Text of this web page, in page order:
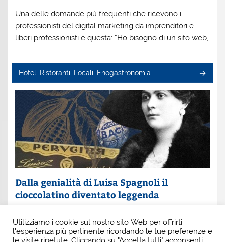
Una delle domande più frequenti che ricevono i
professionisti del digital marketing da imprenditori e
liberi professionisti è questa: “Ho bisogno di un sito web,
Hotel, Ristoranti, Locali, Enogastronomia
Dalla genialità di Luisa Spagnoli il
cioccolatino diventato leggenda
Spagnoli. È lei la donna che, con intuito e coraggio, ha
scritto una pagina indimenticabile della
Utilizziamo i cookie sul nostro sito Web per offrirti
l'esperienza più pertinente ricordando le tue preferenze e
le visite ripetute. Cliccando su "Accetta tutti" acconsenti